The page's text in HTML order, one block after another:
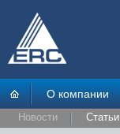
О компании
Новости Статьи